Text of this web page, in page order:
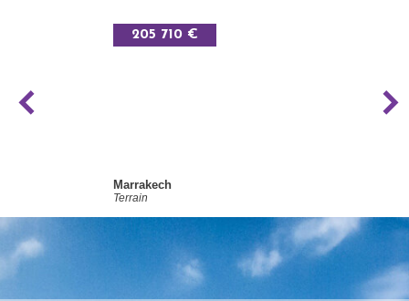
205 710 €
Marrakech
Terrain